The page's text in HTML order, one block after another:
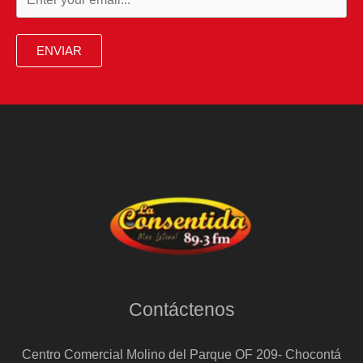
la
se
ENVIAR
Contáctenos
Centro Comercial Molino del Parque OF 209- Chocontá